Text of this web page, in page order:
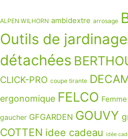
ALPEN WILHORN ambidextre arrosage
Outils de
détachées
CLICK-PRO coupe tirante
ergonomique FELCO Femme
gaucher GFGARDEN GOUVY
COTTEN idee cadeau idée